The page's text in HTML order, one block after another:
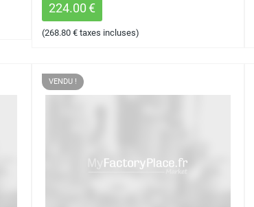
224.00€
(268.80 €taxes incluses)
VENDU !